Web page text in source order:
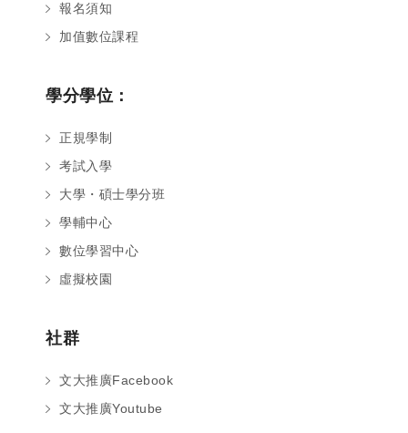
報名須知
加值數位課程
學分學位：
正規學制
考試入學
大學・碩士學分班
學輔中心
數位學習中心
虛擬校園
社群
文大推廣Facebook
文大推廣Youtube